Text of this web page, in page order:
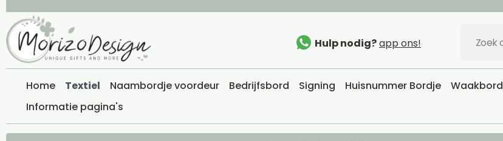
Hulp nodig?app ons!
Home Textiel Naambordje voordeur Bedrijfsbord Signing Huisnummer Bordje Waakbord
Informatie pagina's